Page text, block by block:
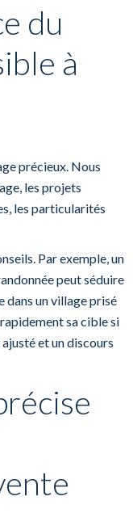
du
à
précieux. Nous
les projets
les particularités
Par exemple, un
peut séduire
dans un village prisé
sa cible si
et un discours